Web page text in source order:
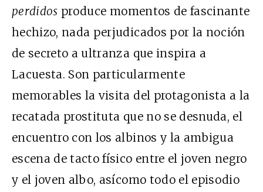
perdidos produce momentos de fascinante
hechizo, nada perjudicados por la noción
de secreto a ultranza que inspira a
Lacuesta. Son particularmente
memorables la visita del protagonista a la
recatada prostituta que no se desnuda, el
encuentro con los albinos y la ambigua
escena de tacto físico entre el joven negro
y el joven albo, asícomo todo el episodio